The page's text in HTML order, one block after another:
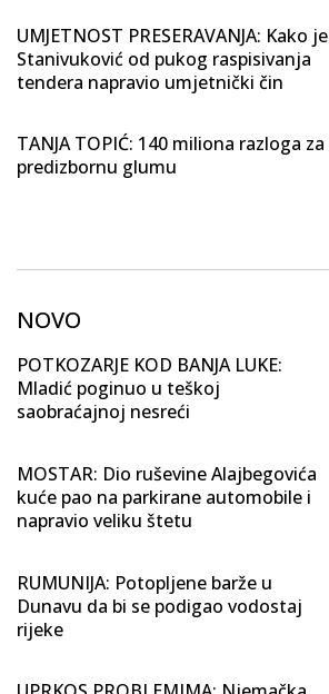
UMJETNOST PRESERAVANJA: Kako je
Stanivuković od pukog raspisivanja
tendera napravio umjetnički čin
TANJA TOPIĆ: 140 miliona razloga za
predizbornu glumu
NOVO
POTKOZARJE KOD BANJA LUKE:
Mladić poginuo u teškoj
saobraćajnoj nesreći
MOSTAR: Dio ruševine Alajbegovića
kuće pao na parkirane automobile i
napravio veliku štetu
RUMUNIJA: Potopljene barže u
Dunavu da bi se podigao vodostaj
rijeke